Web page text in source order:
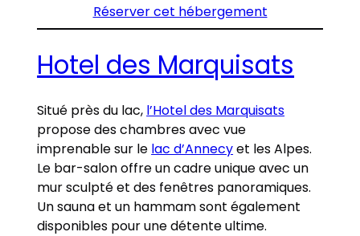
Réserver cet hébergement
Hotel des Marquisats
Situé près du lac, l’Hotel des Marquisats
propose des chambres avec vue
imprenable sur le lac d’Annecyet les Alpes.
Le bar-salon offre un cadre unique avec un
mur sculpté et des fenêtres panoramiques.
Un sauna et un hammam sont également
disponibles pour une détente ultime.